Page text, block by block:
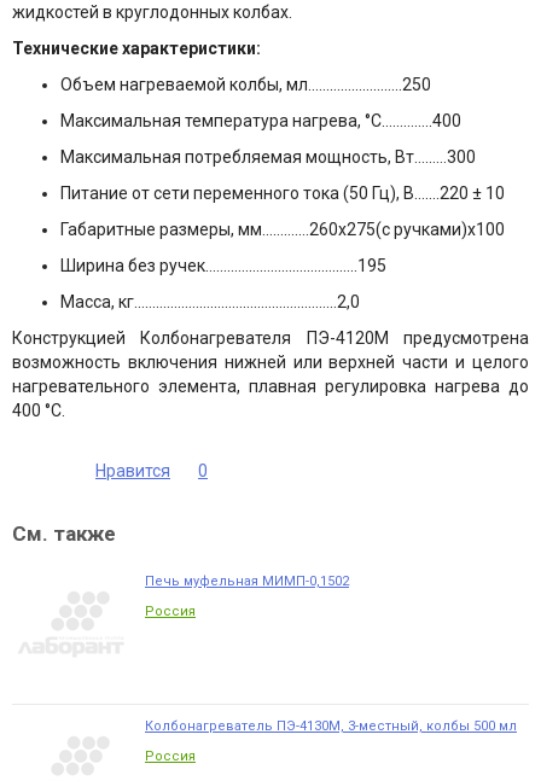
жидкостей в круглодонных колбах.
Технические характеристики:
Объем нагреваемой колбы, мл……………………..250
Максимальная температура нагрева, °С…………..400
Максимальная потребляемая мощность, Вт………300
Питание от сети переменного тока (50 Гц), В…….220 ± 10
Габаритные размеры, мм………....260х275(с ручками)х100
Ширина без ручек…………………………………...195
Масса, кг………………………………………………..2,0
Конструкцией Колбонагревателя ПЭ-4120М предусмотрена
возможность включения нижней или верхней части и целого
нагревательного элемента, плавная регулировка нагрева до
400 °С.
Нравится 0
См. также
Печь муфельная МИМП-0,1502
Россия
Колбонагреватель ПЭ-4130М, 3-местный, колбы 500 мл
Россия